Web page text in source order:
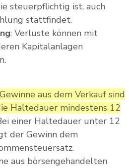
steuerpflichtig ist, auch
stattfindet.
: Verluste können mit
Kapitalanlagen
Gewinne aus dem Verkauf sind
Haltedauer mindestens 12
einer Haltedauer unter 12
der Gewinn dem
aus börsengehandelten